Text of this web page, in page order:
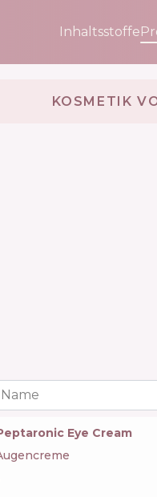
Inhaltsstoffe
KOSMETIK
Eye Cream